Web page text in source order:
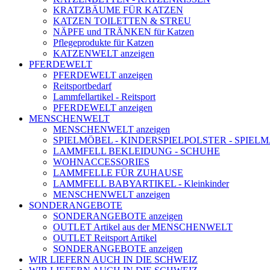
KRATZBÄUME FÜR KATZEN
KATZEN TOILETTEN & STREU
NÄPFE und TRÄNKEN für Katzen
Pflegeprodukte für Katzen
KATZENWELT anzeigen
PFERDEWELT
PFERDEWELT anzeigen
Reitsportbedarf
Lammfellartikel - Reitsport
PFERDEWELT anzeigen
MENSCHENWELT
MENSCHENWELT anzeigen
SPIELMÖBEL - KINDERSPIELPOLSTER -
LAMMFELL BEKLEIDUNG - SCHUHE
WOHNACCESSORIES
LAMMFELLE FÜR ZUHAUSE
LAMMFELL BABYARTIKEL - Kleinkinder
MENSCHENWELT anzeigen
SONDERANGEBOTE
SONDERANGEBOTE anzeigen
OUTLET Artikel aus der MENSCHENWELT
OUTLET Reitsport Artikel
SONDERANGEBOTE anzeigen
WIR LIEFERN AUCH IN DIE SCHWEIZ